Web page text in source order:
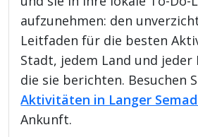
aufzunehmen: den
Leitfaden für die besten
Stadt, jedem Land und jeder
die sie berichten. Besuchen
Aktivitäten in Langer
Ankunft.